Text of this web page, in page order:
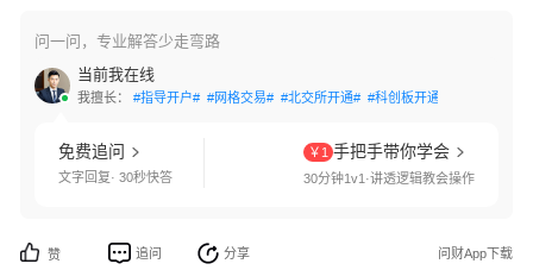
问一问，专业解答少走弯路
当前我在线
我擅长： #指导开户# #网格交易# #北交所开通# #科创板开通#
免费追问
文字回复· 30秒快答
￥1 手把手带你学会
30分钟1v1·讲透逻辑教会操作
赞 追问 分享 问财App下载